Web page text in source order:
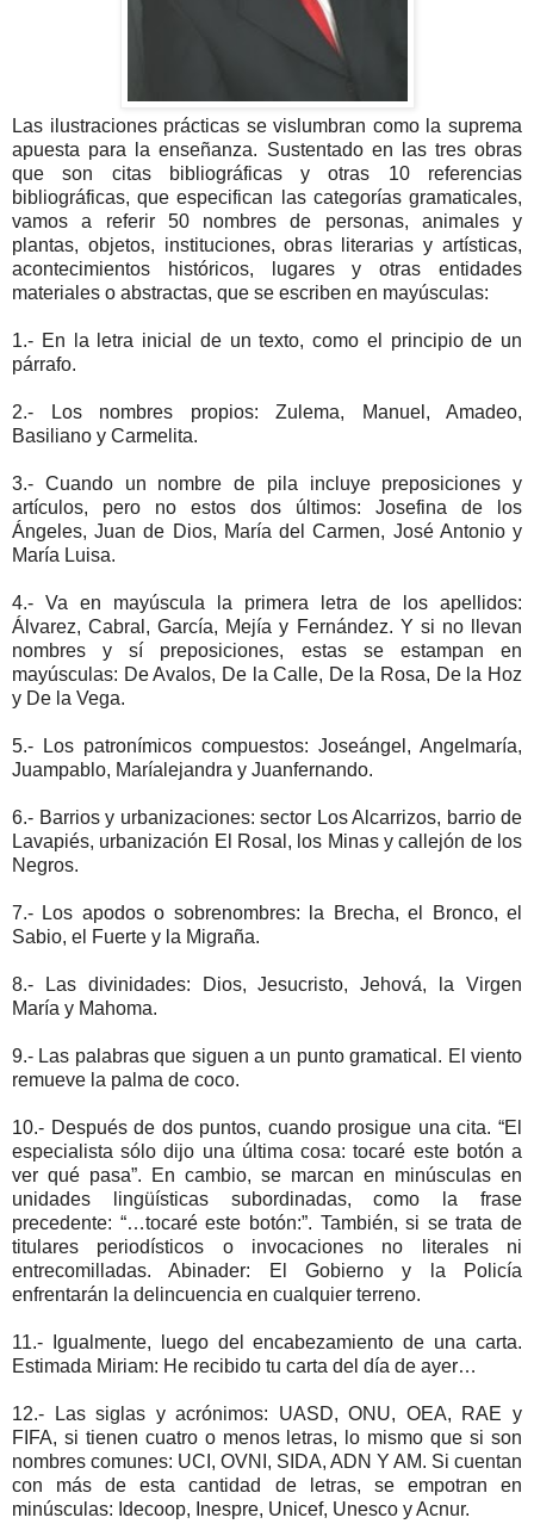
Las ilustraciones prácticas se vislumbran como la suprema
apuesta para la enseñanza. Sustentado en las tres obras
que son citas bibliográficas y otras 10 referencias
bibliográficas, que especifican las categorías gramaticales,
vamos a referir 50 nombres de personas, animales y
plantas, objetos, instituciones, obras literarias y artísticas,
acontecimientos históricos, lugares y otras entidades
materiales o abstractas, que se escriben en mayúsculas:
1.- En la letra inicial de un texto, como el principio de un
párrafo.
2.- Los nombres propios: Zulema, Manuel, Amadeo,
Basiliano y Carmelita.
3.- Cuando un nombre de pila incluye preposiciones y
artículos, pero no estos dos últimos: Josefina de los
Ángeles, Juan de Dios, María del Carmen, José Antonio y
María Luisa.
4.- Va en mayúscula la primera letra de los apellidos:
Álvarez, Cabral, García, Mejía y Fernández. Y si no llevan
nombres y sí preposiciones, estas se estampan en
mayúsculas: De Avalos, De la Calle, De la Rosa, De la Hoz
y De la Vega.
5.- Los patronímicos compuestos: Joseángel, Angelmaría,
Juampablo, Maríalejandra y Juanfernando.
6.- Barrios y urbanizaciones: sector Los Alcarrizos, barrio de
Lavapiés, urbanización El Rosal, los Minas y callejón de los
Negros.
7.- Los apodos o sobrenombres: la Brecha, el Bronco, el
Sabio, el Fuerte y la Migraña.
8.- Las divinidades: Dios, Jesucristo, Jehová, la Virgen
María y Mahoma.
9.- Las palabras que siguen a un punto gramatical. El viento
remueve la palma de coco.
10.- Después de dos puntos, cuando prosigue una cita. “El
especialista sólo dijo una última cosa: tocaré este botón a
ver qué pasa”. En cambio, se marcan en minúsculas en
unidades lingüísticas subordinadas, como la frase
precedente: “…tocaré este botón:”. También, si se trata de
titulares periodísticos o invocaciones no literales ni
entrecomilladas. Abinader: El Gobierno y la Policía
enfrentarán la delincuencia en cualquier terreno.
11.- Igualmente, luego del encabezamiento de una carta.
Estimada Miriam: He recibido tu carta del día de ayer…
12.- Las siglas y acrónimos: UASD, ONU, OEA, RAE y
FIFA, si tienen cuatro o menos letras, lo mismo que si son
nombres comunes: UCI, OVNI, SIDA, ADN Y AM. Si cuentan
con más de esta cantidad de letras, se empotran en
minúsculas: Idecoop, Inespre, Unicef, Unesco y Acnur.